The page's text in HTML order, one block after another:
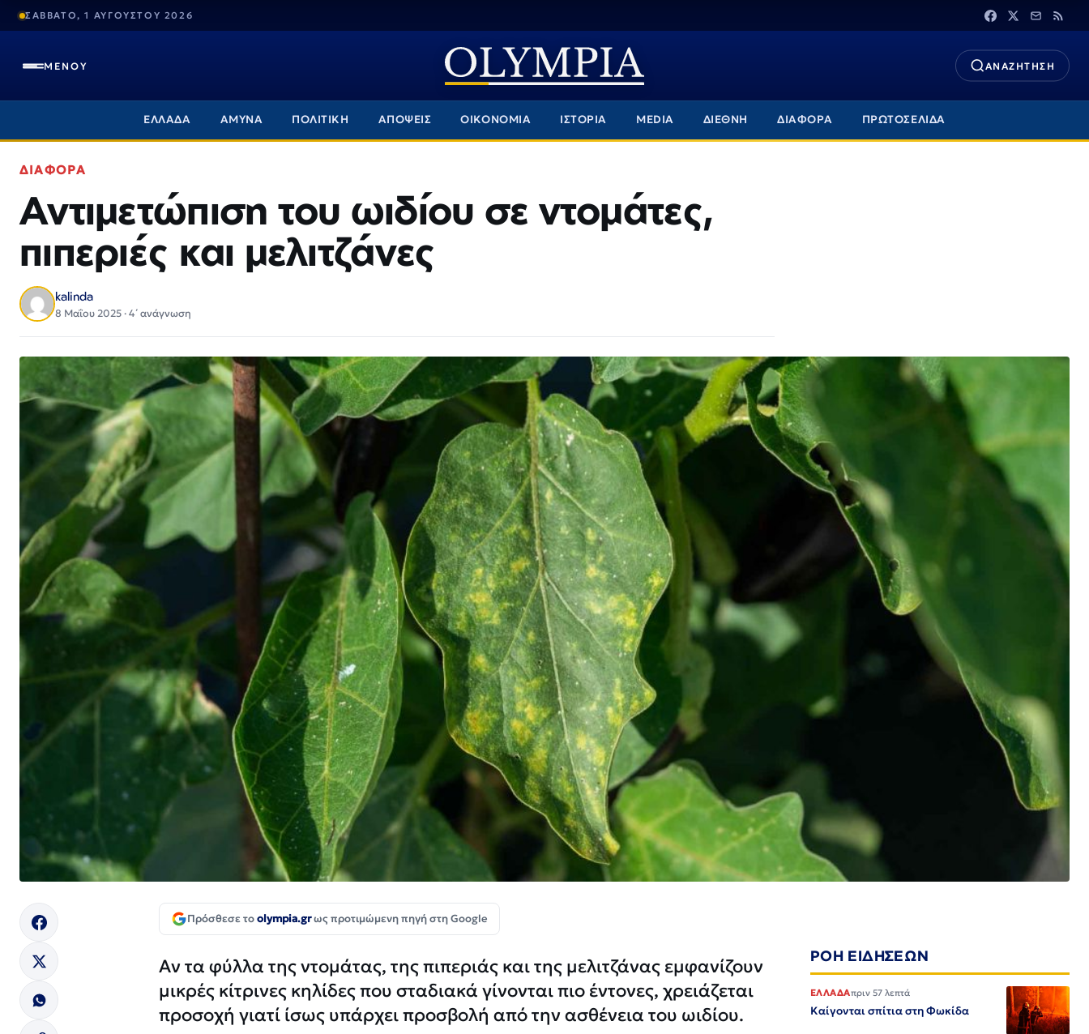
ΣΑΒΒΑΤΟ, 1 ΑΥΓΟΥΣΤΟΥ 2026
ΜΕΝΟΥ ΑΝΑΖΗΤΗΣΗ
ΕΛΛΑΔΑ ΑΜΥΝΑ ΠΟΛΙΤΙΚΗ ΑΠΟΨΕΙΣ ΟΙΚΟΝΟΜΙΑ ΙΣΤΟΡΙΑ MEDIA ΔΙΕΘΝΗ ΔΙΑΦΟΡΑ ΠΡΩΤΟΣΕΛΙΔΑ
ΔΙΑΦΟΡΑ
Αντιμετώπιση του ωιδίου σε ντομάτες,
πιπεριές και μελιτζάνες
kalinda
8 Μαΐου 2025 · 4΄ ανάγνωση
Πρόσθεσε τοolympia.grως προτιμώμενη πηγή στη Google
Αν τα φύλλα της ντομάτας, της πιπεριάς και της μελιτζάνας εμφανίζουν
μικρές κίτρινες κηλίδες που σταδιακά γίνονται πιο έντονες, χρειάζεται
προσοχή γιατί ίσως υπάρχει προσβολή από την ασθένεια του ωιδίου.
ΡΟΗ ΕΙΔΗΣΕΩΝ
ΕΛΛΑΔΑπριν 57 λεπτά
Καίγονται σπίτια στη Φωκίδα